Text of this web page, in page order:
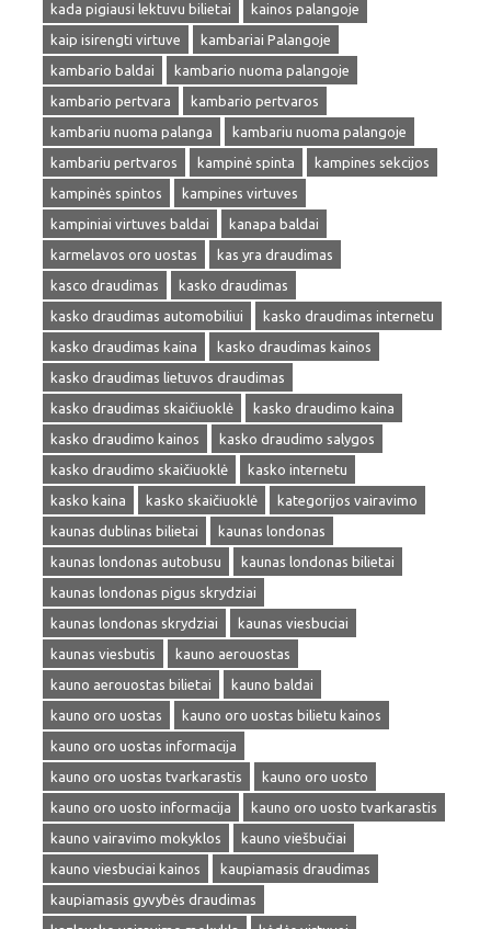
kada pigiausi lektuvu bilietai
kainos palangoje
kaip isirengti virtuve
kambariai Palangoje
kambario baldai
kambario nuoma palangoje
kambario pertvara
kambario pertvaros
kambariu nuoma palanga
kambariu nuoma palangoje
kambariu pertvaros
kampinė spinta
kampines sekcijos
kampinės spintos
kampines virtuves
kampiniai virtuves baldai
kanapa baldai
karmelavos oro uostas
kas yra draudimas
kasco draudimas
kasko draudimas
kasko draudimas automobiliui
kasko draudimas internetu
kasko draudimas kaina
kasko draudimas kainos
kasko draudimas lietuvos draudimas
kasko draudimas skaičiuoklė
kasko draudimo kaina
kasko draudimo kainos
kasko draudimo salygos
kasko draudimo skaičiuoklė
kasko internetu
kasko kaina
kasko skaičiuoklė
kategorijos vairavimo
kaunas dublinas bilietai
kaunas londonas
kaunas londonas autobusu
kaunas londonas bilietai
kaunas londonas pigus skrydziai
kaunas londonas skrydziai
kaunas viesbuciai
kaunas viesbutis
kauno aerouostas
kauno aerouostas bilietai
kauno baldai
kauno oro uostas
kauno oro uostas bilietu kainos
kauno oro uostas informacija
kauno oro uostas tvarkarastis
kauno oro uosto
kauno oro uosto informacija
kauno oro uosto tvarkarastis
kauno vairavimo mokyklos
kauno viešbučiai
kauno viesbuciai kainos
kaupiamasis draudimas
kaupiamasis gyvybės draudimas